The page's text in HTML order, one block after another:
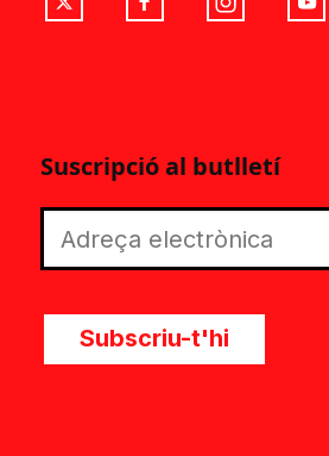
Suscripció al butlletí
Subscriu-t'hi